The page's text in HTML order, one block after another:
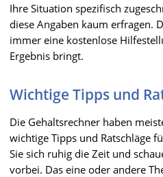
Ihre Situation spezifisch
diese Angaben kaum erfragen.
immer eine kostenlose
Ergebnis bringt.
Wichtige Tipps und
Die Gehaltsrechner haben
wichtige Tipps und Ratschläge
Sie sich ruhig die Zeit und
vorbei. Das eine oder andere